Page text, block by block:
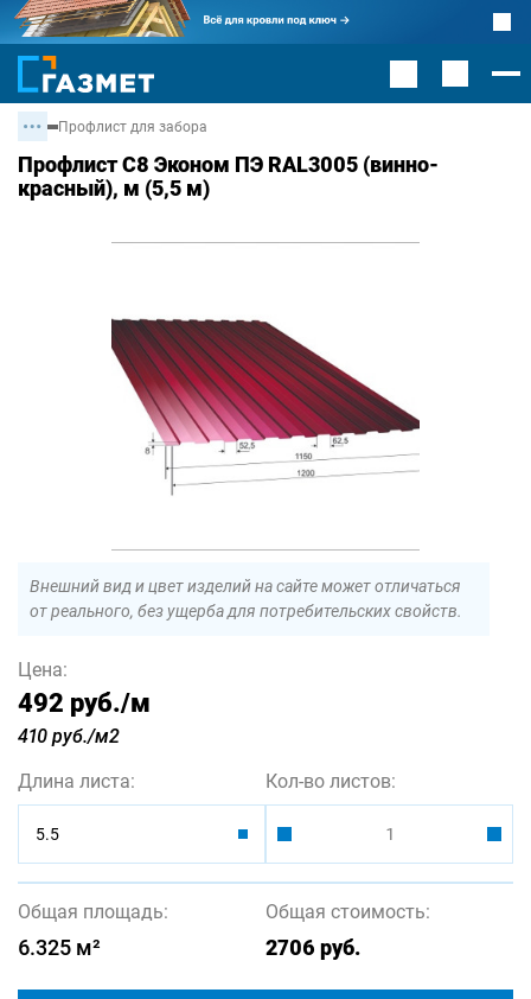
Профлист для забора
Профлист С8 Эконом ПЭ RAL3005 (винно-
красный), м (5,5 м)
Внешний вид и цвет изделий на сайте может отличаться
от реального, без ущерба для потребительских свойств.
Цена:
492 руб./м
410 руб./м2
Длина листа:
5.5
Кол-во листов:
Общая площадь:
6.325 м²
Общая стоимость:
2706 руб.